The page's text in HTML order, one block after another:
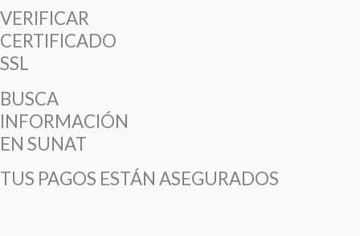
VERIFICAR
CERTIFICADO
SSL
BUSCA
INFORMACIÓN
EN SUNAT
TUS PAGOS ESTÁN ASEGURADOS